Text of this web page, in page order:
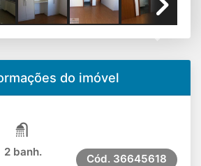
do imóvel
2 banh.
Cód. 36645618